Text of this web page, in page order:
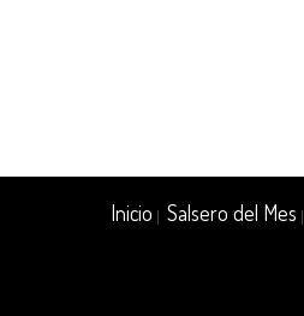
Inicio |Salsero del Mes